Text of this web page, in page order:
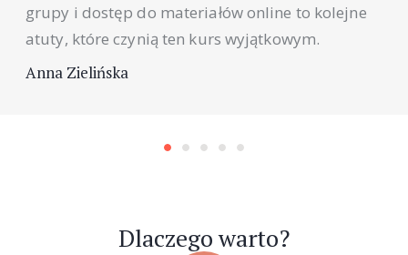
grupy i dostęp do materiałów online to kolejne
atuty, które czynią ten kurs wyjątkowym.
Anna Zielińska
Dlaczego warto?